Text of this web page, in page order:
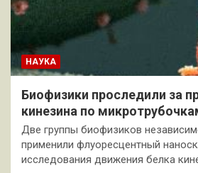
НАУКА
Биофизики проследили за
кинезина по
Две группы биофизиков
применили флуоресцентный
исследования движения белка